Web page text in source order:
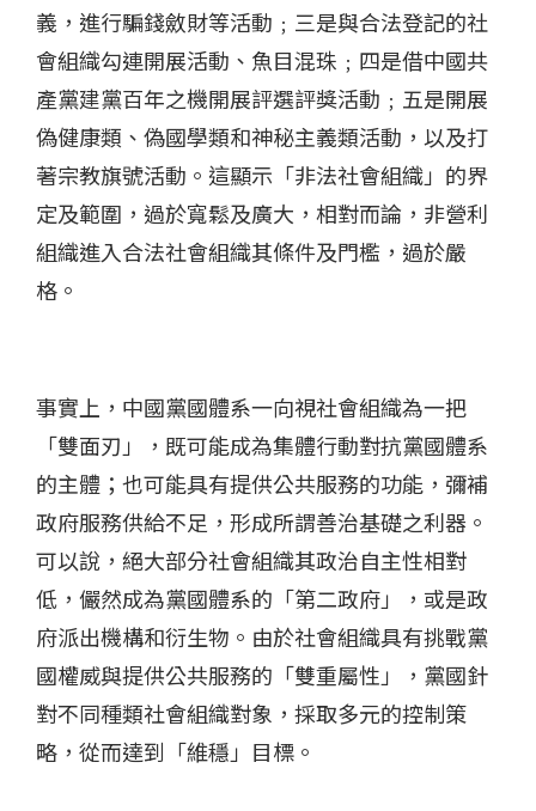
義，進行騙錢斂財等活動﹔三是與合法登記的社
會組織勾連開展活動、魚目混珠﹔四是借中國共
產黨建黨百年之機開展評選評獎活動﹔五是開展
偽健康類、偽國學類和神秘主義類活動，以及打
著宗教旗號活動。這顯示「非法社會組織」的界
定及範圍，過於寬鬆及廣大，相對而論，非營利
組織進入合法社會組織其條件及門檻，過於嚴
格。
事實上，中國黨國體系一向視社會組織為一把
「雙面刃」，既可能成為集體行動對抗黨國體系
的主體；也可能具有提供公共服務的功能，彌補
政府服務供給不足，形成所謂善治基礎之利器。
可以說，絕大部分社會組織其政治自主性相對
低，儼然成為黨國體系的「第二政府」，或是政
府派出機構和衍生物。由於社會組織具有挑戰黨
國權威與提供公共服務的「雙重屬性」，黨國針
對不同種類社會組織對象，採取多元的控制策
略，從而達到「維穩」目標。